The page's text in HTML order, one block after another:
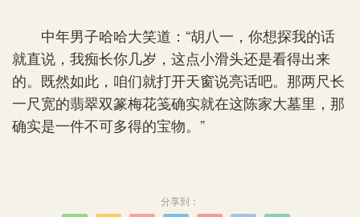
中年男子哈哈大笑道：“胡八一，你想探我的话
就直说，我痴长你几岁，这点小滑头还是看得出来
的。既然如此，咱们就打开天窗说亮话吧。那两尺长
一尺宽的翡翠双篆梅花笺确实就在这陈家大墓里，那
确实是一件不可多得的宝物。”
分享到：